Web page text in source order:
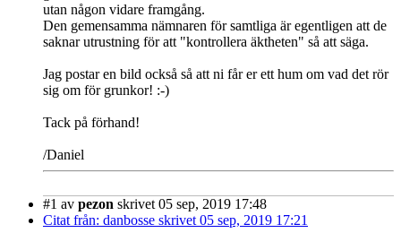
utan någon vidare framgång.
Den gemensamma nämnaren för samtliga är egentligen att de
saknar utrustning för att "kontrollera äktheten" så att säga.
Jag postar en bild också så att ni får er ett hum om vad det rör
sig om för grunkor! :-)
Tack på förhand!
/Daniel
#1 av pezon skrivet 05 sep, 2019 17:48
Citat från: danbosse skrivet 05 sep, 2019 17:21